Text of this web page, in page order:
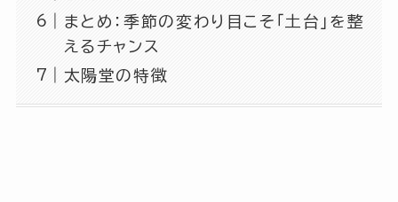
まとめ：季節の変わり目こそ「土台」を整
えるチャンス
太陽堂の特徴